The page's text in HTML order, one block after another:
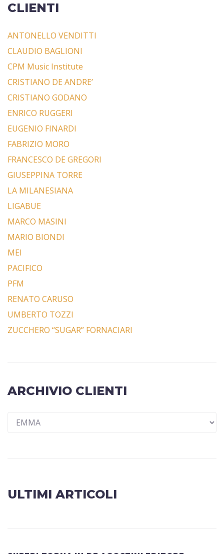
CLIENTI
ANTONELLO VENDITTI
CLAUDIO BAGLIONI
CPM Music Institute
CRISTIANO DE ANDRE’
CRISTIANO GODANO
ENRICO RUGGERI
EUGENIO FINARDI
FABRIZIO MORO
FRANCESCO DE GREGORI
GIUSEPPINA TORRE
LA MILANESIANA
LIGABUE
MARCO MASINI
MARIO BIONDI
MEI
PACIFICO
PFM
RENATO CARUSO
UMBERTO TOZZI
ZUCCHERO “SUGAR” FORNACIARI
ARCHIVIO CLIENTI
ULTIMI ARTICOLI